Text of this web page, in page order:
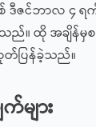
ဇင်ဘာလ ၄ ရက်
ည်။ ထို အချိန်မှ
ပြန်ခဲ့သည်။
များ